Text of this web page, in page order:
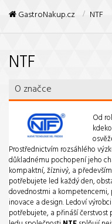
GastroNakup.cz NTF
NTF
O značce
Od
Prostřednictvím rozsáhlého
důkladnému pochopení jeho
kompaktní, žíznivý, a
potřebujete led každý den,
dovednostmi a
inovace a design. Ledoví
potřebujete, a přináší čerstvost